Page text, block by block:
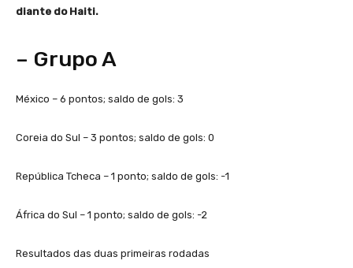
diante do Haiti.
– Grupo A
México – 6 pontos; saldo de gols: 3
Coreia do Sul – 3 pontos; saldo de gols: 0
República Tcheca – 1 ponto; saldo de gols: -1
África do Sul – 1 ponto; saldo de gols: -2
Resultados das duas primeiras rodadas